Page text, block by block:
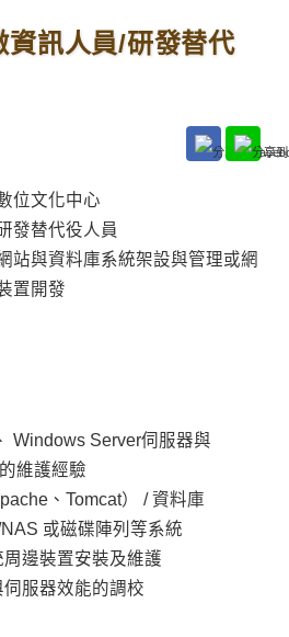
資訊人員/研發替代
位文化中心
發替代役人員
站與資料庫系統架設與管理或網
置開發
Windows Server伺服器與
維護經驗
、Tomcat） / 資料庫
或磁碟陣列等系統
邊裝置安裝及維護
服器效能的調校